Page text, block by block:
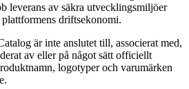
leverans av säkra utvecklingsmiljöer
driftsekonomi.
är inte anslutet till, associerat med,
av eller på något sätt officiellt
logotyper och varumärken